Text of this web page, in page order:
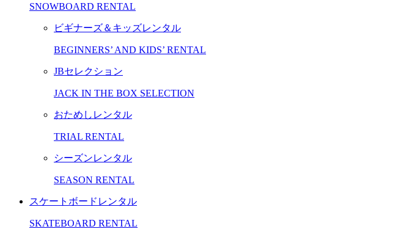
SNOWBOARD RENTAL
ビギナーズ＆キッズレンタル
BEGINNERS’ AND KIDS’ RENTAL
JBセレクション
JACK IN THE BOX SELECTION
おためしレンタル
TRIAL RENTAL
シーズンレンタル
SEASON RENTAL
スケートボードレンタル
SKATEBOARD RENTAL